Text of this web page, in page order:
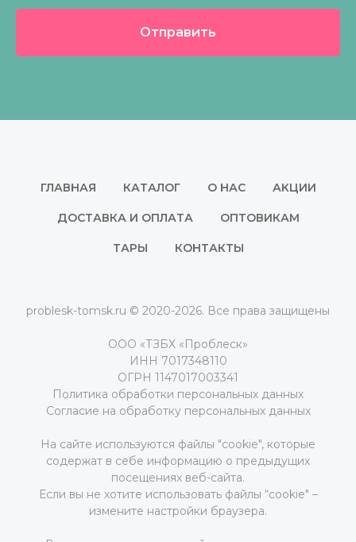
Отправить
ГЛАВНАЯ КАТАЛОГ О НАС АКЦИИ
ДОСТАВКА И ОПЛАТА ОПТОВИКАМ
ТАРЫ КОНТАКТЫ
problesk-tomsk.ru © 2020-2026. Все права защищены
ООО «ТЗБХ «Проблеск»
ИНН 7017348110
ОГРН 1147017003341
Политика обработки персональных данных
Согласие на обработку персональных данных
На сайте используются файлы "cookie", которые
содержат в себе информацию о предыдущих
посещениях веб-сайта.
Если вы не хотите использовать файлы “cookie" –
измените настройки браузера.